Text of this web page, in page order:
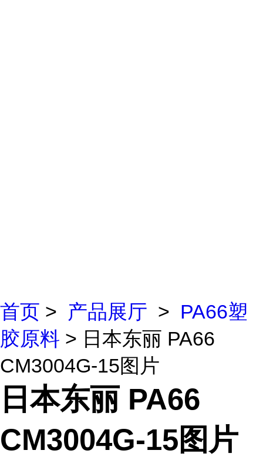
首页 > 产品展厅 > PA66塑
胶原料 > 日本东丽 PA66
CM3004G-15图片
日本东丽 PA66
CM3004G-15图片